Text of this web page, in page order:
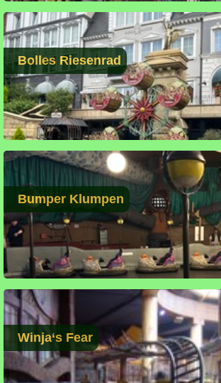
Bolles Riesenrad
Bumper Klumpen
Winja‘s Fear